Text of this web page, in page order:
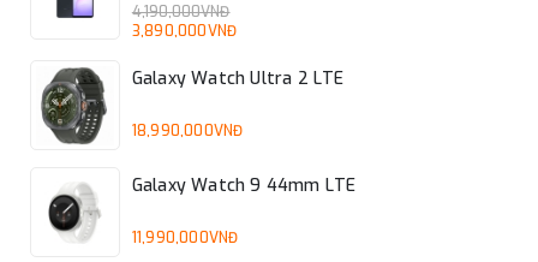
4,190,000VNĐ
3,890,000VNĐ
Galaxy Watch Ultra 2 LTE
18,990,000VNĐ
Galaxy Watch 9 44mm LTE
11,990,000VNĐ